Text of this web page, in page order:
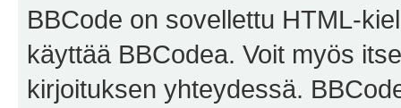
BBCode on sovellettu HTML-
käyttää BBCodea. Voit myös
kirjoituksen yhteydessä.